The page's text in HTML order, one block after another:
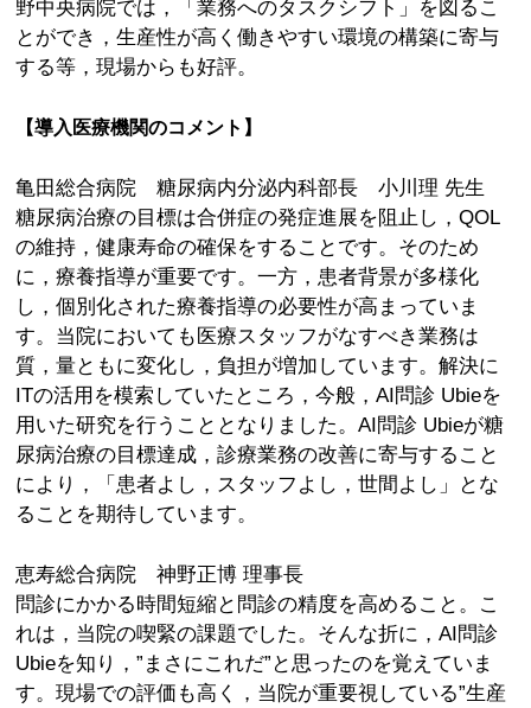
野中央病院では，「業務へのタスクシフト」を図るこ
とができ，生産性が高く働きやすい環境の構築に寄与
する等，現場からも好評。
【導入医療機関のコメント】
亀田総合病院 糖尿病内分泌内科部長 小川理 先生
糖尿病治療の目標は合併症の発症進展を阻止し，QOL
の維持，健康寿命の確保をすることです。そのため
に，療養指導が重要です。一方，患者背景が多様化
し，個別化された療養指導の必要性が高まっていま
す。当院においても医療スタッフがなすべき業務は
質，量ともに変化し，負担が増加しています。解決に
ITの活用を模索していたところ，今般，AI問診 Ubieを
用いた研究を行うこととなりました。AI問診 Ubieが糖
尿病治療の目標達成，診療業務の改善に寄与すること
により，「患者よし，スタッフよし，世間よし」とな
ることを期待しています。
恵寿総合病院 神野正博 理事長
問診にかかる時間短縮と問診の精度を高めること。こ
れは，当院の喫緊の課題でした。そんな折に，AI問診
Ubieを知り，”まさにこれだ”と思ったのを覚えていま
す。現場での評価も高く，当院が重要視している”生産